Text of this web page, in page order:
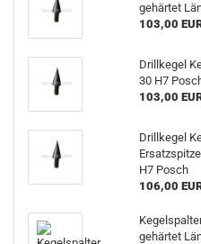
gehärtet
103,00
Drillkegel
30 H7
103,00
Drillkegel
H7 Posch
106,00
gehärtet